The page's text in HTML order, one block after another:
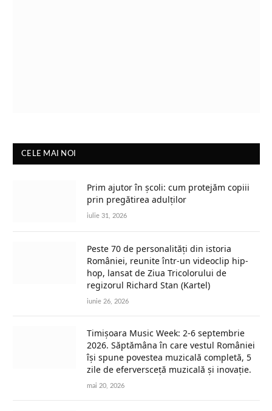
CELE MAI NOI
Prim ajutor în școli: cum protejăm copiii
prin pregătirea adulților
iulie 31, 2026
Peste 70 de personalități din istoria
României, reunite într-un videoclip hip-
hop, lansat de Ziua Tricolorului de
regizorul Richard Stan (Kartel)
iunie 26, 2026
Timișoara Music Week: 2-6 septembrie
2026. Săptămâna în care vestul României
își spune povestea muzicală completă, 5
zile de eferversceță muzicală și inovație.
mai 20, 2026